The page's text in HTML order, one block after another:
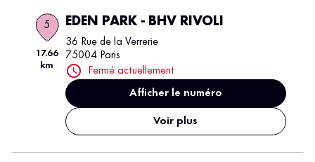
5
17.66
km
EDEN PARK - BHV RIVOLI
36 Rue de la Verrerie
75004 Paris
Fermé actuellement
Afficher le numéro
Voir plus